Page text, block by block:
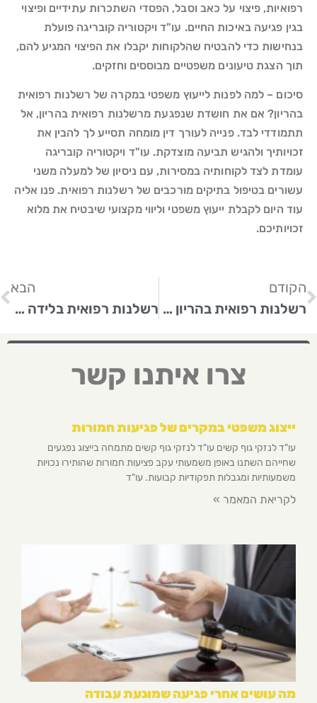
רפואיות, פיצוי על כאב וסבל, הפסדי השתכרות עתידיים ופיצוי
בגין פגיעה באיכות החיים. עו"ד ויקטוריה קובריגה פועלת
בנחישות כדי להבטיח שהלקוחות יקבלו את הפיצוי המגיע להם,
תוך הצגת טיעונים משפטיים מבוססים וחזקים.
סיכום – למה לפנות לייעוץ משפטי במקרה של רשלנות רפואית
בהריון? אם את חושדת שנפגעת מרשלנות רפואית בהריון, אל
תתמודדי לבד. פנייה לעורך דין מומחה תסייע לך להבין את
זכויותיך ולהגיש תביעה מוצדקת. עו"ד ויקטוריה קובריגה
עומדת לצד לקוחותיה במסירות, עם ניסיון של למעלה משני
עשורים בטיפול בתיקים מורכבים של רשלנות רפואית. פנו אליה
עוד היום לקבלת ייעוץ משפטי וליווי מקצועי שיבטיח את מלוא
זכויותיכם.
הקודם
רשלנות רפואית בהריון – כיצד להתמודד עם המצב?
הבא
רשלנות רפואית בלידה – כיצד עו"ד ויקטוריה קובריגה תוכל לסייע לכם?
צרו איתנו קשר
ייצוג משפטי במקרים של פגיעות חמורות
עו"ד לנזקי גוף קשים עו"ד לנזקי גוף קשים מתמחה בייצוג נפגעים
שחייהם השתנו באופן משמעותי עקב פציעות חמורות שהותירו נכויות
משמעותיות ומגבלות תפקודיות קבועות. עו"ד
לקריאת המאמר »
מה עושים אחרי פגיעה שמונעת עבודה